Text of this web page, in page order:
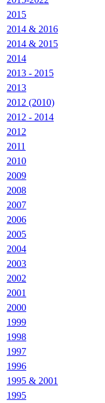
2015
2014 & 2016
2014 & 2015
2014
2013 - 2015
2013
2012 (2010)
2012 - 2014
2012
2011
2010
2009
2008
2007
2006
2005
2004
2003
2002
2001
2000
1999
1998
1997
1996
1995 & 2001
1995